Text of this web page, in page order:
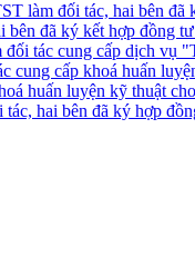
làm đối tác, hai bên
đã ký kết hợp
tác cung cấp dịch
cấp khoá huấn
huấn luyện kỹ thuật
hai bên đã ký hợp